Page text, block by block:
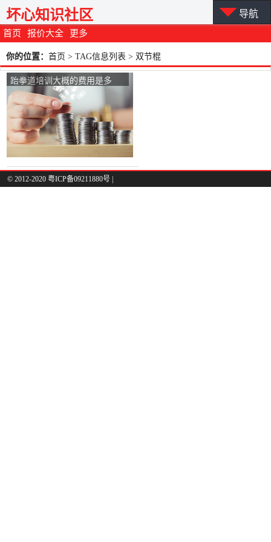
首页 报价大全 更多
坏心知识社区 导航
你的位置： 首页 > TAG信息列表 > 双节棍
跆拳道培训大概的费用是多
少？
© 2012-2020 粤ICP备09211880号 |